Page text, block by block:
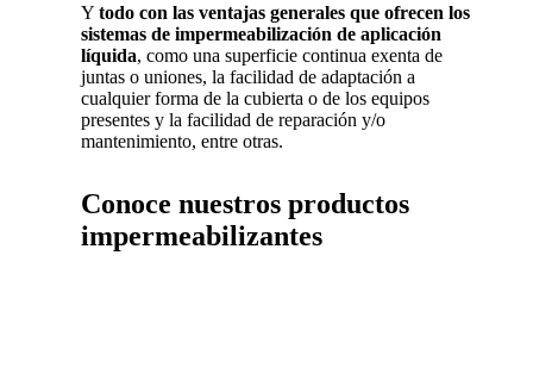
Y todo con las ventajas generales que ofrecen los
sistemas de impermeabilización de aplicación
líquida, como una superficie continua exenta de
juntas o uniones, la facilidad de adaptación a
cualquier forma de la cubierta o de los equipos
presentes y la facilidad de reparación y/o
mantenimiento, entre otras.
Conoce nuestros productos
impermeabilizantes